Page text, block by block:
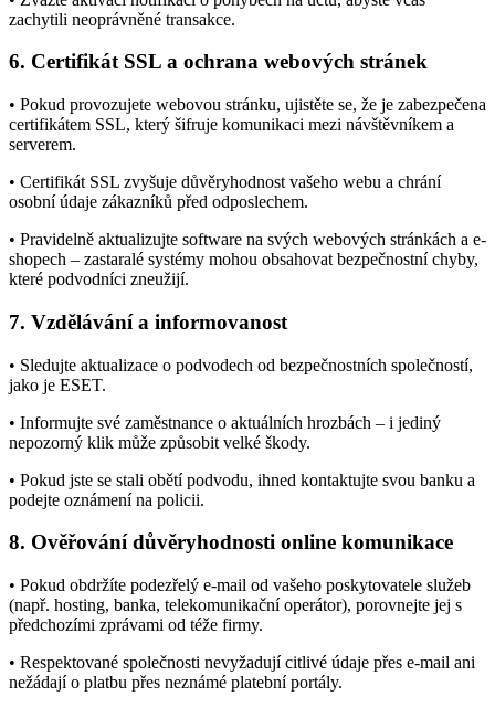
zachytili neoprávněné transakce.
6. Certifikát SSL a ochrana webových stránek
• Pokud provozujete webovou stránku, ujistěte se, že je zabezpečena
certifikátem SSL, který šifruje komunikaci mezi návštěvníkem a
serverem.
• Certifikát SSL zvyšuje důvěryhodnost vašeho webu a chrání
osobní údaje zákazníků před odposlechem.
• Pravidelně aktualizujte software na svých webových stránkách a e-
shopech – zastaralé systémy mohou obsahovat bezpečnostní chyby,
které podvodníci zneužijí.
7. Vzdělávání a informovanost
• Sledujte aktualizace o podvodech od bezpečnostních společností,
jako je ESET.
• Informujte své zaměstnance o aktuálních hrozbách – i jediný
nepozorný klik může způsobit velké škody.
• Pokud jste se stali obětí podvodu, ihned kontaktujte svou banku a
podejte oznámení na policii.
8. Ověřování důvěryhodnosti online komunikace
• Pokud obdržíte podezřelý e-mail od vašeho poskytovatele služeb
(např. hosting, banka, telekomunikační operátor), porovnejte jej s
předchozími zprávami od téže firmy.
• Respektované společnosti nevyžadují citlivé údaje přes e-mail ani
nežádají o platbu přes neznámé platební portály.